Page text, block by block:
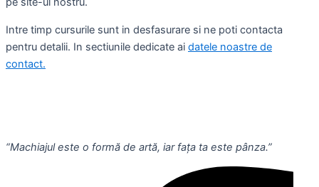
Intre timp cursurile sunt in desfasurare si ne poti contacta
pentru detalii. In sectiunile dedicate ai datele noastre de
contact.
“Machiajul este o formă de artă, iar fața ta este pânza.”